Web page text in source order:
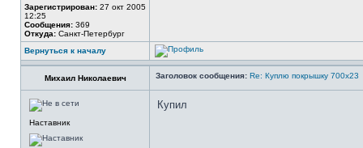
Зарегистрирован: 27 окт 2005
12:25
Сообщения: 369
Откуда: Санкт-Петербург
Вернуться к началу
Михаил Николаевич Заголовок сообщения: Re: Куплю покрышку 700х23
Наставник
Купил